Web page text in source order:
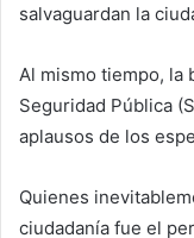
salvaguardan la
Al mismo tiempo, la
Seguridad Pública
aplausos de los
Quienes
ciudadanía fue el